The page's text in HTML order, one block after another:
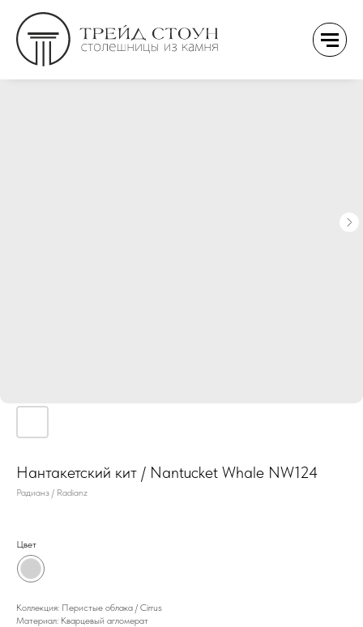
Нантакетский кит / Nantucket Whale NW124
Радианз / Radianz
Цвет
Коллекция: Перистые облака / Cirrus
Материал: Кварцевый агломерат